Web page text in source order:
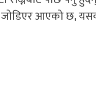
जोडिएर आएको छ,